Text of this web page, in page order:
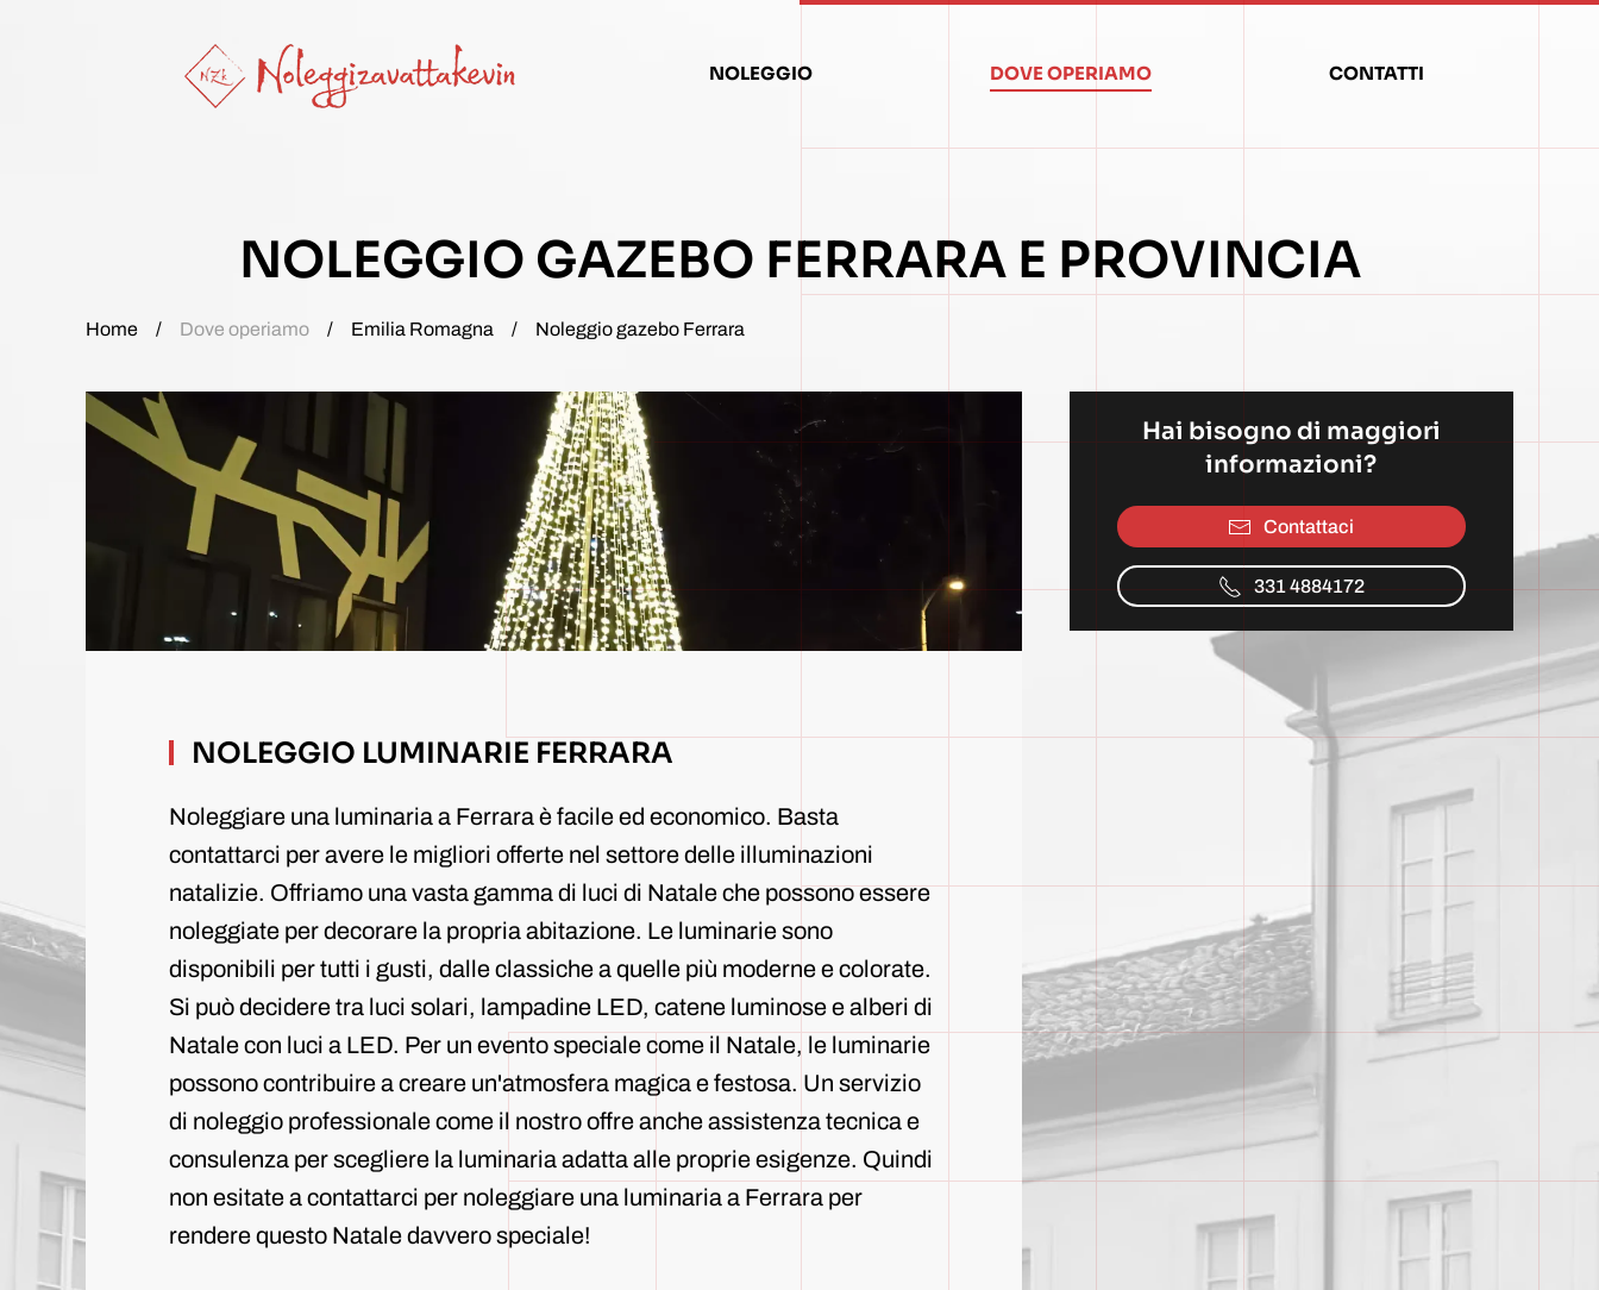
Skip to main content NOLEGGIO DOVE OPERIAMO CONTATTI
NOLEGGIO GAZEBO FERRARA E PROVINCIA
Home Dove operiamo Emilia Romagna Noleggio gazebo Ferrara
NOLEGGIO LUMINARIE FERRARA
Noleggiare una luminaria a Ferrara è facile ed economico. Basta
contattarci per avere le migliori offerte nel settore delle illuminazioni
natalizie. Offriamo una vasta gamma di luci di Natale che possono essere
noleggiate per decorare la propria abitazione. Le luminarie sono
disponibili per tutti i gusti, dalle classiche a quelle più moderne e colorate.
Si può decidere tra luci solari, lampadine LED, catene luminose e alberi di
Natale con luci a LED. Per un evento speciale come il Natale, le luminarie
possono contribuire a creare un'atmosfera magica e festosa. Un servizio
di noleggio professionale come il nostro offre anche assistenza tecnica e
consulenza per scegliere la luminaria adatta alle proprie esigenze. Quindi
non esitate a contattarci per noleggiare una luminaria a Ferrara per
rendere questo Natale davvero speciale!
Hai bisogno di maggiori
informazioni?
Contattaci
331 4884172